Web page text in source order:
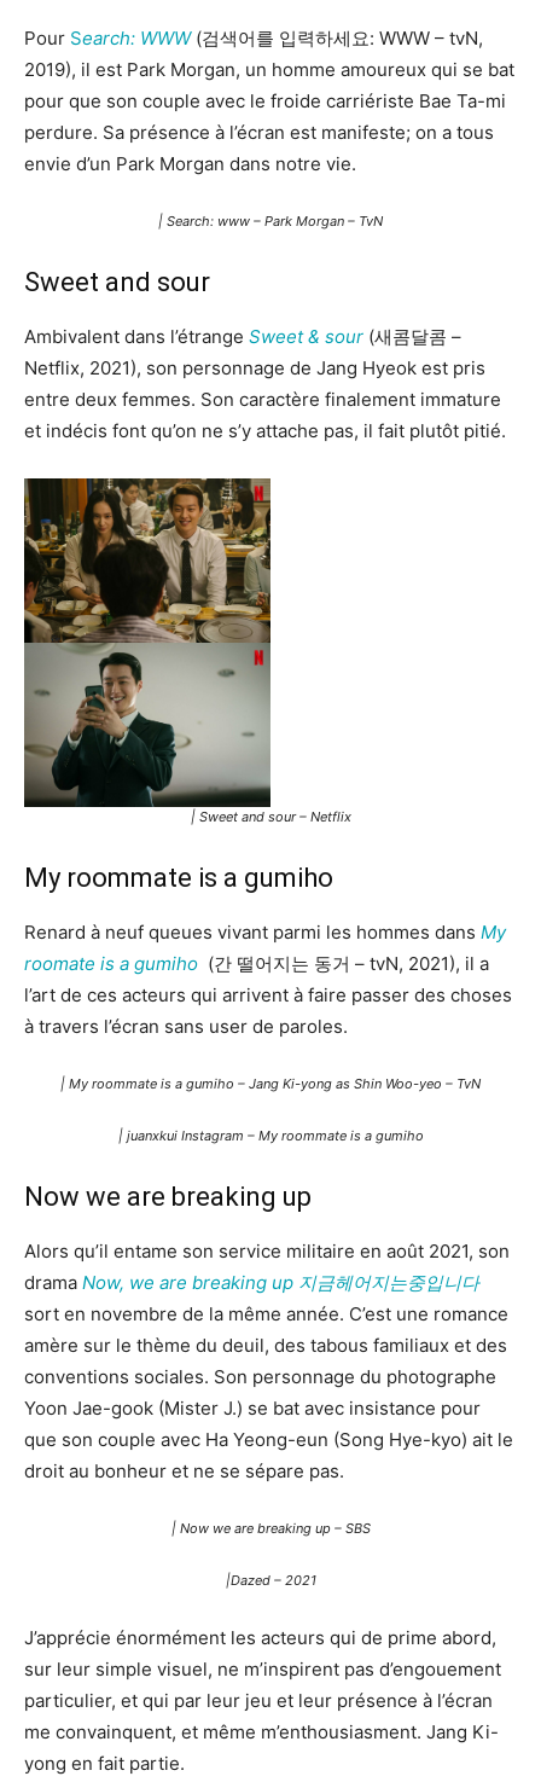
Pour Search: WWW(검색어를 입력하세요: WWW – tvN,
2019), il est Park Morgan, un homme amoureux qui se bat
pour que son couple avec le froide carriériste Bae Ta-mi
perdure. Sa présence à l’écran est manifeste; on a tous
envie d’un Park Morgan dans notre vie.
| Search: www – Park Morgan – TvN
Sweet and sour
Ambivalent dans l’étrange Sweet & sour (새콤달콤 –
Netflix, 2021), son personnage de Jang Hyeok est pris
entre deux femmes. Son caractère finalement immature
et indécis font qu’on ne s’y attache pas, il fait plutôt pitié.
| Sweet and sour – Netflix
My roommate is a gumiho
Renard à neuf queues vivant parmi les hommes dans My
roomate is a gumiho (간 떨어지는 동거 – tvN, 2021), il a
l’art de ces acteurs qui arrivent à faire passer des choses
à travers l’écran sans user de paroles.
| My roommate is a gumiho – Jang Ki-yong as Shin Woo-yeo – TvN
| juanxkui Instagram – My roommate is a gumiho
Now we are breaking up
Alors qu’il entame son service militaire en août 2021, son
drama Now, we are breaking up 지금헤어지는중입니다
sort en novembre de la même année. C’est une romance
amère sur le thème du deuil, des tabous familiaux et des
conventions sociales. Son personnage du photographe
Yoon Jae-gook (Mister J.) se bat avec insistance pour
que son couple avec Ha Yeong-eun (Song Hye-kyo) ait le
droit au bonheur et ne se sépare pas.
| Now we are breaking up – SBS
|Dazed – 2021
J’apprécie énormément les acteurs qui de prime abord,
sur leur simple visuel, ne m’inspirent pas d’engouement
particulier, et qui par leur jeu et leur présence à l’écran
me convainquent, et même m’enthousiasment. Jang Ki-
yong en fait partie.